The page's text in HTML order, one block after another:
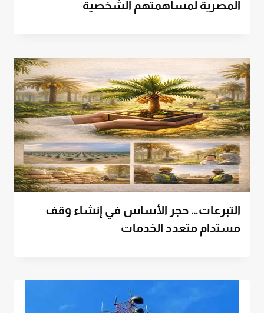
المصرية لمساهمتهم الشخصية
التبرعات… حجر الأساس في إنشاء وقف
مستدام متعدد الخدمات